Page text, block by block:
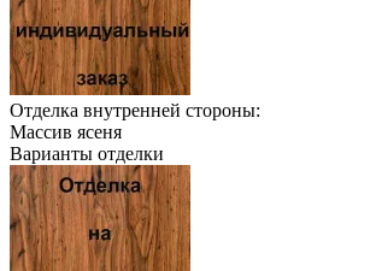
Отделка внутренней стороны:
Массив ясеня
Варианты отделки